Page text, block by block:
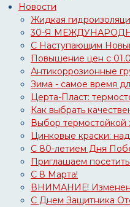
Новости
Жидкая
30-Я
С Наступающим
Повышение цен с
Антикоррозионные
Зима - самое время
Церта-Пласт:
Как выбрать
Выбор термостойкой
Цинковые краски:
С 80-летием Дня
Приглашаем
С 8 Марта!
ВНИМАНИЕ!
С Днем Защитника